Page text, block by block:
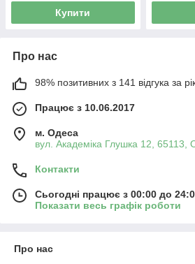
Купити
Про нас
98% позитивних з 141 відгука за
Працює з 10.06.2017
м. Одеса
вул. Академіка Глушка 12, 65113,
Контакти
Сьогодні працює з 00:00 до
Показати весь графік роботи
Про нас